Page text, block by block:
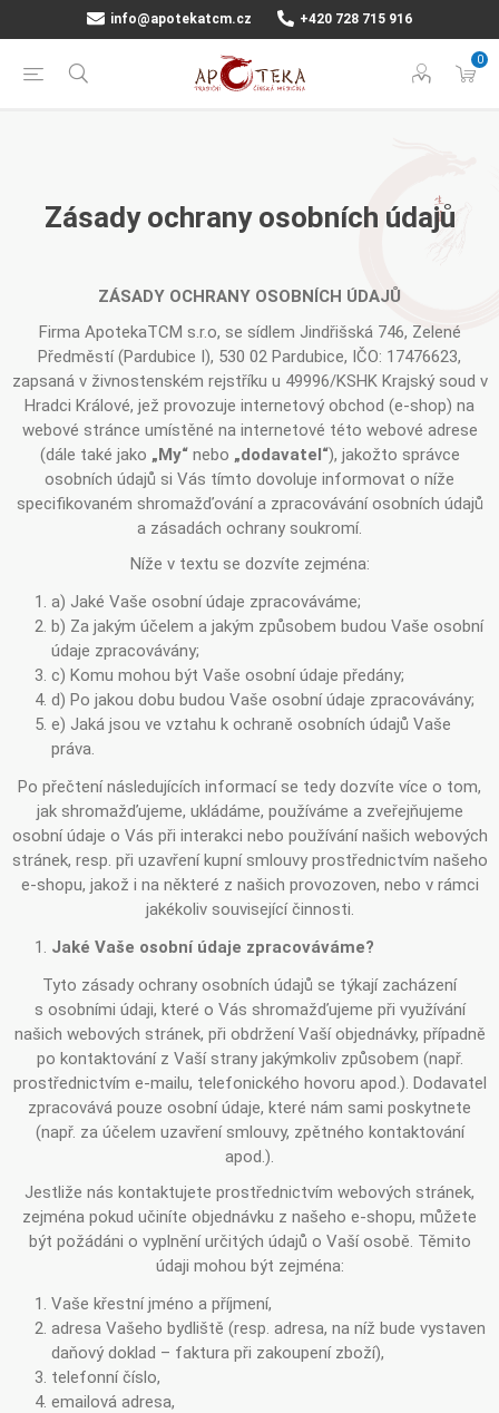
info@apotekatcm.cz +420 728 715 916
0
Zásady ochrany osobních údajů
ZÁSADY OCHRANY OSOBNÍCH ÚDAJŮ
Firma ApotekaTCM s.r.o, se sídlem Jindřišská 746, Zelené
Předměstí (Pardubice I), 530 02 Pardubice, IČO: 17476623,
zapsaná v živnostenském rejstříku u 49996/KSHK Krajský soud v
Hradci Králové, jež provozuje internetový obchod (e-shop) na
webové stránce umístěné na internetové této webové adrese
(dále také jako „My“ nebo „dodavatel“), jakožto správce
osobních údajů si Vás tímto dovoluje informovat o níže
specifikovaném shromažďování a zpracovávání osobních údajů
a zásadách ochrany soukromí.
Níže v textu se dozvíte zejména:
a) Jaké Vaše osobní údaje zpracováváme;
b) Za jakým účelem a jakým způsobem budou Vaše osobní
údaje zpracovávány;
c) Komu mohou být Vaše osobní údaje předány;
d) Po jakou dobu budou Vaše osobní údaje zpracovávány;
e) Jaká jsou ve vztahu k ochraně osobních údajů Vaše
práva.
Po přečtení následujících informací se tedy dozvíte více o tom,
jak shromažďujeme, ukládáme, používáme a zveřejňujeme
osobní údaje o Vás při interakci nebo používání našich webových
stránek, resp. při uzavření kupní smlouvy prostřednictvím našeho
e-shopu, jakož i na některé z našich provozoven, nebo v rámci
jakékoliv související činnosti.
Jaké Vaše osobní údaje zpracováváme?
Tyto zásady ochrany osobních údajů se týkají zacházení
s osobními údaji, které o Vás shromažďujeme při využívání
našich webových stránek, při obdržení Vaší objednávky, případně
po kontaktování z Vaší strany jakýmkoliv způsobem (např.
prostřednictvím e-mailu, telefonického hovoru apod.). Dodavatel
zpracovává pouze osobní údaje, které nám sami poskytnete
(např. za účelem uzavření smlouvy, zpětného kontaktování
apod.).
Jestliže nás kontaktujete prostřednictvím webových stránek,
zejména pokud učiníte objednávku z našeho e-shopu, můžete
být požádáni o vyplnění určitých údajů o Vaší osobě. Těmito
údaji mohou být zejména:
Vaše křestní jméno a příjmení,
adresa Vašeho bydliště (resp. adresa, na níž bude vystaven
daňový doklad – faktura při zakoupení zboží),
telefonní číslo,
emailová adresa,